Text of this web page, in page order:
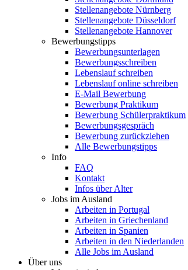
Stellenangebote Nürnberg
Stellenangebote Düsseldorf
Stellenangebote Hannover
Bewerbungstipps
Bewerbungsunterlagen
Bewerbungsschreiben
Lebenslauf schreiben
Lebenslauf online schreiben
E-Mail Bewerbung
Bewerbung Praktikum
Bewerbung Schülerpraktikum
Bewerbungsgespräch
Bewerbung zurückziehen
Alle Bewerbungstipps
Info
FAQ
Kontakt
Infos über Alter
Jobs im Ausland
Arbeiten in Portugal
Arbeiten in Griechenland
Arbeiten in Spanien
Arbeiten in den Niederlanden
Alle Jobs im Ausland
Über uns